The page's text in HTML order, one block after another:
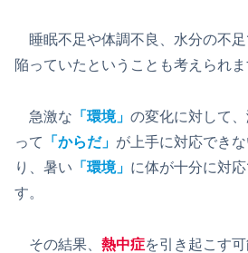
睡眠不足や体調不良、水分の不
陥っていたということも考えられま
急激な 「 環境」 の変化に対して
って
「 からだ」 が上手に対応でき
り、暑い 「 環境」 に体が十分に対
す。
その結果、 熱中症を引き起こす